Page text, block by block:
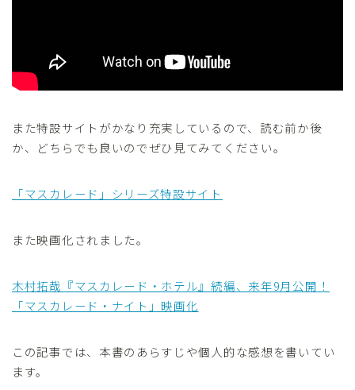
また特設サイトがかなり充実しているので、読む前か後
か、どちらでも良いのでぜひ見てみてください。
「マスカレード」シリーズ特設サイト
また映画化されました。
木村拓哉『マスカレード・ホテル』続編、来年9月公開！
「マスカレード・ナイト」映画化
この記事では、本書のあらすじや個人的な感想を書いてい
ます。